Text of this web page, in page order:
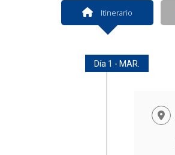
Itinerario
Día 1 - MAR.